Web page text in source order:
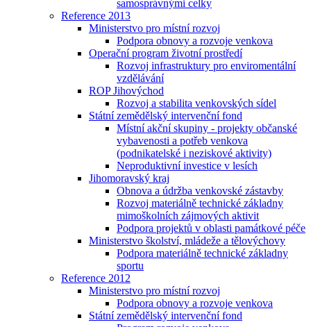
samosprávnými celky
Reference 2013
Ministerstvo pro místní rozvoj
Podpora obnovy a rozvoje venkova
Operační program životní prostředí
Rozvoj infrastruktury pro enviromentální
vzdělávání
ROP Jihovýchod
Rozvoj a stabilita venkovských sídel
Státní zemědělský intervenční fond
Místní akční skupiny - projekty občanské
vybavenosti a potřeb venkova
(podnikatelské i neziskové aktivity)
Neproduktivní investice v lesích
Jihomoravský kraj
Obnova a údržba venkovské zástavby
Rozvoj materiálně technické základny
mimoškolních zájmových aktivit
Podpora projektů v oblasti památkové péče
Ministerstvo školství, mládeže a tělovýchovy
Podpora materiálně technické základny
sportu
Reference 2012
Ministerstvo pro místní rozvoj
Podpora obnovy a rozvoje venkova
Státní zemědělský intervenční fond